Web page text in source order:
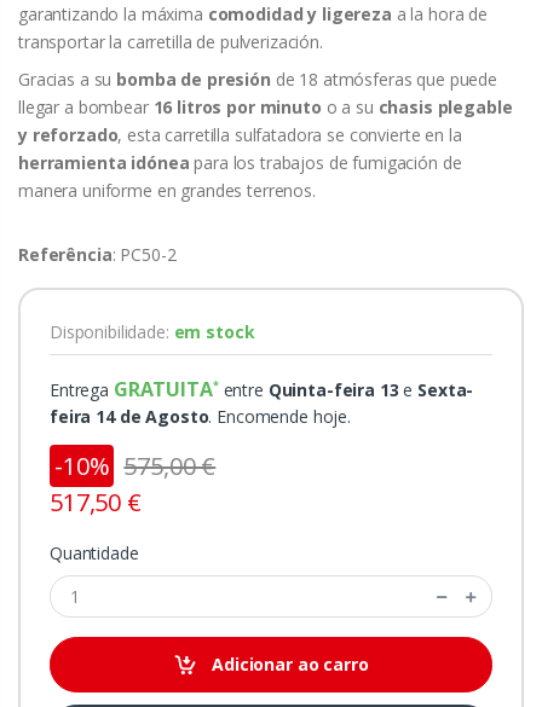
garantizando la máxima comodidad y ligereza a la hora de
transportar la carretilla de pulverización.
Gracias a su bomba de presión de 18 atmósferas que puede
llegar a bombear 16 litros por minuto o a su chasis plegable
y reforzado, esta carretilla sulfatadora se convierte en la
herramienta idónea para los trabajos de fumigación de
manera uniforme en grandes terrenos.
Referência: PC50-2
Disponibilidade: em stock
Entrega GRATUITA entre Quinta-feira 13 e Sexta-
feira 14 de Agosto. Encomende hoje.
-10% 575,00 €
517,50 €
Quantidade
Adicionar ao carro